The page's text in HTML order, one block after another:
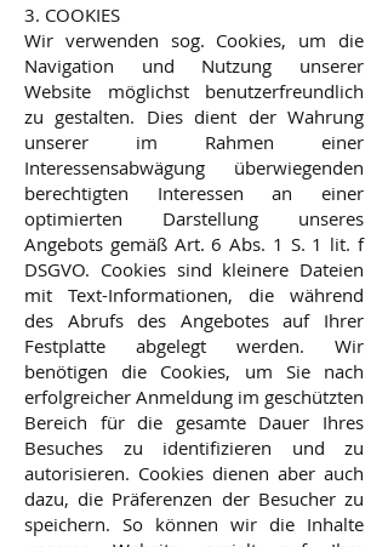
3. COOKIES
Wir verwenden sog. Cookies, um die
Navigation und Nutzung unserer
Website möglichst benutzerfreundlich
zu gestalten. Dies dient der Wahrung
unserer im Rahmen einer
Interessensabwägung überwiegenden
berechtigten Interessen an einer
optimierten Darstellung unseres
Angebots gemäß Art. 6 Abs. 1 S. 1 lit. f
DSGVO. Cookies sind kleinere Dateien
mit Text-Informationen, die während
des Abrufs des Angebotes auf Ihrer
Festplatte abgelegt werden. Wir
benötigen die Cookies, um Sie nach
erfolgreicher Anmeldung im geschützten
Bereich für die gesamte Dauer Ihres
Besuches zu identifizieren und zu
autorisieren. Cookies dienen aber auch
dazu, die Präferenzen der Besucher zu
speichern. So können wir die Inhalte